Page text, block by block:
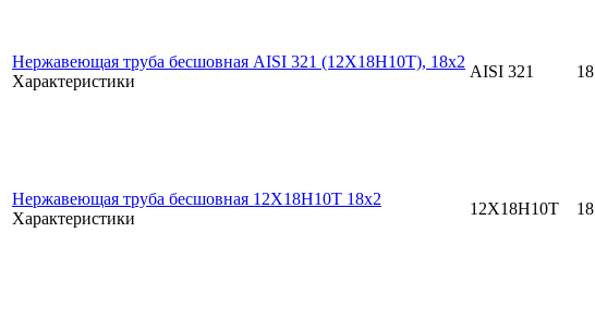
Нержавеющая труба бесшовная AISI 321 (12Х18Н10Т), 18х2
Характеристики
AISI 321 18
Нержавеющая труба бесшовная 12Х18Н10Т 18x2
Характеристики
12Х18Н10Т 18